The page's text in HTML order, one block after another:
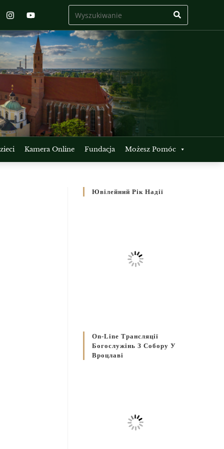
Kamera Online Fundacja Możesz Pomóc
Ювілейний Рік Надії
On-Line Трансляції
Богослужінь З Собору У
Вроцлаві